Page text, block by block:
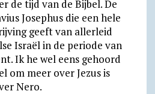
de tijd van de Bijbel. De
Josephus die een hele
geeft van allerleid
Israël in de periode van
Ik he wel eens gehoord
om meer over Jezus is
Nero.